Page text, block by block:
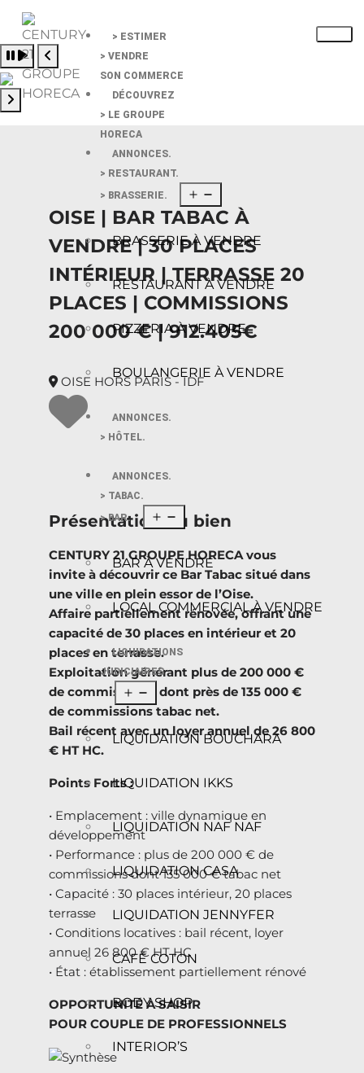
> ESTIMER
> VENDRE
SON COMMERCE
DÉCOUVREZ
> LE GROUPE
HORECA
ANNONCES.
> RESTAURANT.
> BRASSERIE.
BRASSERIE À VENDRE
RESTAURANT À VENDRE
PIZZERIA À VENDRE
BOULANGERIE À VENDRE
ANNONCES.
> HÔTEL.
ANNONCES.
> TABAC.
> BAR.
BAR À VENDRE
LOCAL COMMERCIAL À VENDRE
LIQUIDATIONS
JUDICIAIRES
LIQUIDATION BOUCHARA
LIQUIDATION IKKS
LIQUIDATION NAF NAF
LIQUIDATION CASA
LIQUIDATION JENNYFER
CAFÉ COTON
BODY SHOP
INTERIOR’S
Pause slide rotation
Resume slide rotation
Previous slide
OISE | BAR TABAC À
VENDRE | 30 PLACES
INTÉRIEUR | TERRASSE 20
PLACES | COMMISSIONS
200 000 € | 912.405€
OISE HORS PARIS - IDF
Présentation du bien
CENTURY 21 GROUPE HORECA vous
invite à découvrir ce Bar Tabac situé dans
une ville en plein essor de l’Oise.
Affaire partiellement rénovée, offrant une
capacité de 30 places en intérieur et 20
places en terrasse.
Exploitation générant plus de 200 000 €
de commissions, dont près de 135 000 €
de commissions tabac net.
Bail récent avec un loyer annuel de 26 800
€ HT HC.
Points Forts :
• Emplacement : ville dynamique en
développement
• Performance : plus de 200 000 € de
commissions dont 135 000 € tabac net
• Capacité : 30 places intérieur, 20 places
terrasse
• Conditions locatives : bail récent, loyer
annuel 26 800 € HT HC
• État : établissement partiellement rénové
OPPORTUNITÉ À SAISIR
POUR COUPLE DE PROFESSIONNELS